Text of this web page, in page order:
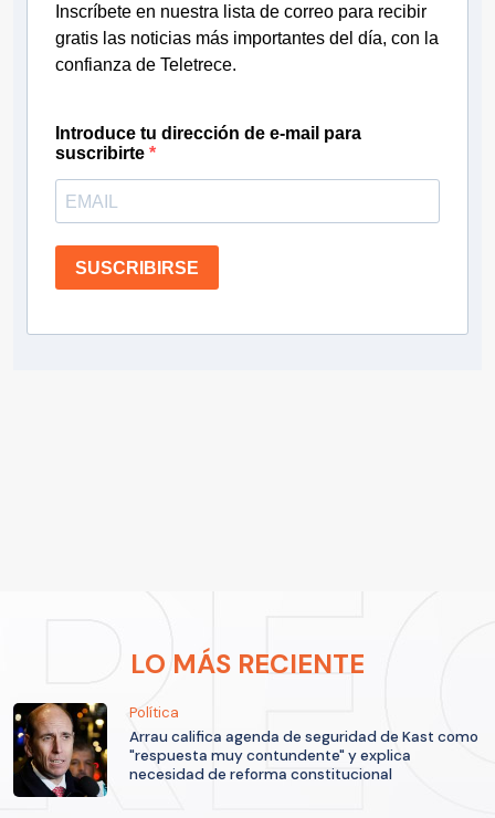
Inscríbete en nuestra lista de correo para recibir
gratis las noticias más importantes del día, con la
confianza de Teletrece.
Introduce tu dirección de e-mail para
suscribirte
SUSCRIBIRSE
LO MÁS RECIENTE
Política
Arrau califica agenda de seguridad de Kast como
"respuesta muy contundente" y explica
necesidad de reforma constitucional